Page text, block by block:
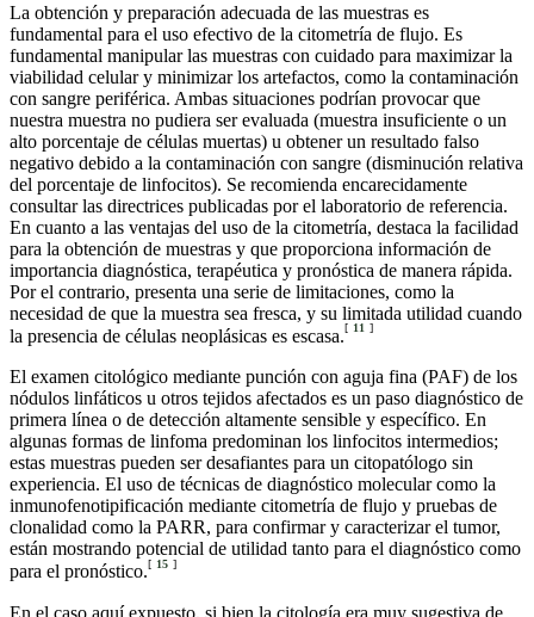
La obtención y preparación adecuada de las muestras es
fundamental para el uso efectivo de la citometría de flujo. Es
fundamental manipular las muestras con cuidado para maximizar la
viabilidad celular y minimizar los artefactos, como la contaminación
con sangre periférica. Ambas situaciones podrían provocar que
nuestra muestra no pudiera ser evaluada (muestra insuficiente o un
alto porcentaje de células muertas) u obtener un resultado falso
negativo debido a la contaminación con sangre (disminución relativa
del porcentaje de linfocitos). Se recomienda encarecidamente
consultar las directrices publicadas por el laboratorio de referencia.
En cuanto a las ventajas del uso de la citometría, destaca la facilidad
para la obtención de muestras y que proporciona información de
importancia diagnóstica, terapéutica y pronóstica de manera rápida.
Por el contrario, presenta una serie de limitaciones, como la
necesidad de que la muestra sea fresca, y su limitada utilidad cuando
la presencia de células neoplásicas es escasa.[ 11 ]
El examen citológico mediante punción con aguja fina (PAF) de los
nódulos linfáticos u otros tejidos afectados es un paso diagnóstico de
primera línea o de detección altamente sensible y específico. En
algunas formas de linfoma predominan los linfocitos intermedios;
estas muestras pueden ser desafiantes para un citopatólogo sin
experiencia. El uso de técnicas de diagnóstico molecular como la
inmunofenotipificación mediante citometría de flujo y pruebas de
clonalidad como la PARR, para confirmar y caracterizar el tumor,
están mostrando potencial de utilidad tanto para el diagnóstico como
para el pronóstico.[ 15 ]
En el caso aquí expuesto, si bien la citología era muy sugestiva de